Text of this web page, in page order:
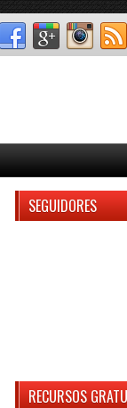
SEGUIDORES
RECURSOS